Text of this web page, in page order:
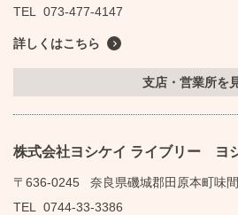
TEL
073-477-4147
詳しくはこちら
支店・営業所を
株式会社ヨシケイ ライブリー ヨ
〒636-0245
奈良県磯城郡田原本町味
TEL
0744-33-3386